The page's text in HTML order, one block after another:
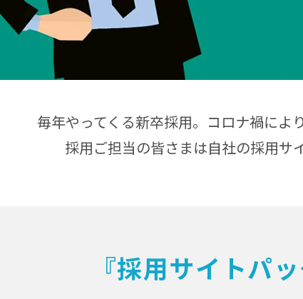
毎年やってくる新卒採用。コロナ禍によ
採用ご担当の皆さまは自社の採用サ
『採用サイトパ